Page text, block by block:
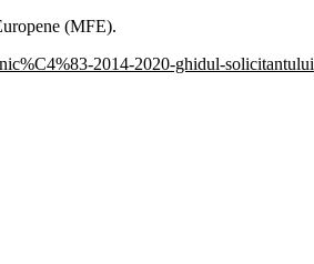
(MFE).
2014-2020-ghidul-solicitantului